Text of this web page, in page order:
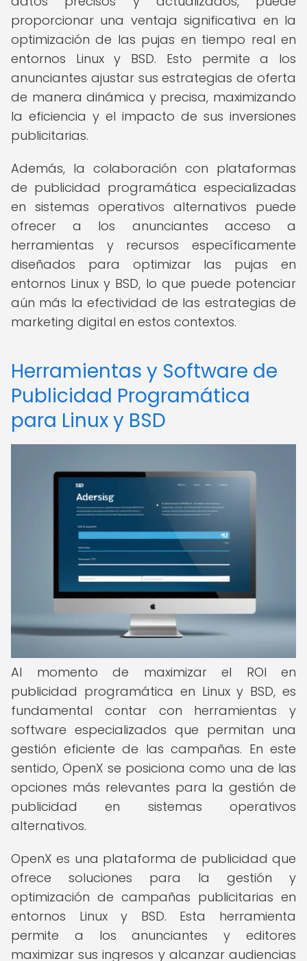
proporcionar una ventaja significativa en la
optimización de las pujas en tiempo real en
entornos Linux y BSD. Esto permite a los
anunciantes ajustar sus estrategias de oferta
de manera dinámica y precisa, maximizando
la eficiencia y el impacto de sus inversiones
publicitarias.
Además, la colaboración con plataformas
de publicidad programática especializadas
en sistemas operativos alternativos puede
ofrecer a los anunciantes acceso a
herramientas y recursos específicamente
diseñados para optimizar las pujas en
entornos Linux y BSD, lo que puede potenciar
aún más la efectividad de las estrategias de
marketing digital en estos contextos.
Herramientas y Software de
Publicidad Programática
para Linux y BSD
Al momento de maximizar el ROI en
publicidad programática en Linux y BSD, es
fundamental contar con herramientas y
software especializados que permitan una
gestión eficiente de las campañas. En este
sentido, OpenX se posiciona como una de las
opciones más relevantes para la gestión de
publicidad en sistemas operativos
alternativos.
OpenX es una plataforma de publicidad que
ofrece soluciones para la gestión y
optimización de campañas publicitarias en
entornos Linux y BSD. Esta herramienta
permite a los anunciantes y editores
maximizar sus ingresos y alcanzar audiencias